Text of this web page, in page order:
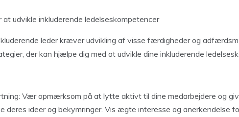
udvikle inkluderende ledelseskompetencer
leder kræver udvikling af visse færdigheder og
der kan hjælpe dig med at udvikle dine inkluderende
Vær opmærksom på at lytte aktivt til dine medarbejdere og
deres ideer og bekymringer. Vis ægte interesse og anerkendelse